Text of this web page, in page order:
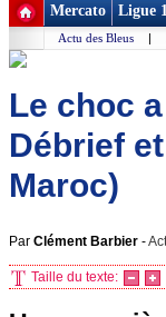
Mercato Ligue
Actu des Bleus |
Le choc
Débrief
Maroc)
Par Clément Barbier -
Taille du texte: